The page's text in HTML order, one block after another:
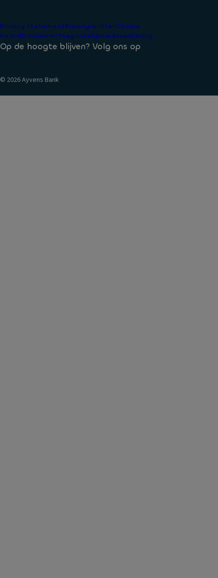
Voorwaarden
Veelgestelde vragen
Identificatie bij Ayvens Bank
Privacy statementPrivacyrechtenCookie
beleidDisclaimerToegankelijkheidsverklaring
Op de hoogte blijven? Volg ons op
© 2026 Ayvens Bank